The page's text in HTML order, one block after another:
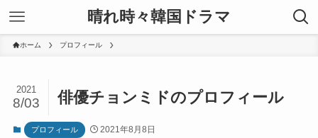
晴れ時々韓国ドラマ
ホーム プロフィール
俳優チョンミドのプロフィール
2021
8/03
プロフィール 2021年8月8日